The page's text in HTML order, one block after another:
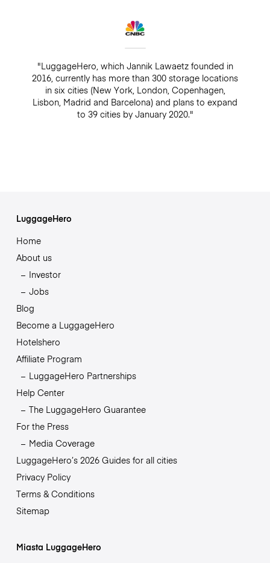
"LuggageHero, which Jannik Lawaetz founded in
2016, currently has more than 300 storage locations
in six cities (New York, London, Copenhagen,
Lisbon, Madrid and Barcelona) and plans to expand
to 39 cities by January 2020."
LuggageHero
Home
About us
Investor
Jobs
Blog
Become a LuggageHero
Hotelshero
Affiliate Program
LuggageHero Partnerships
Help Center
The LuggageHero Guarantee
For the Press
Media Coverage
LuggageHero’s 2026 Guides for all cities
Privacy Policy
Terms & Conditions
Sitemap
Miasta LuggageHero